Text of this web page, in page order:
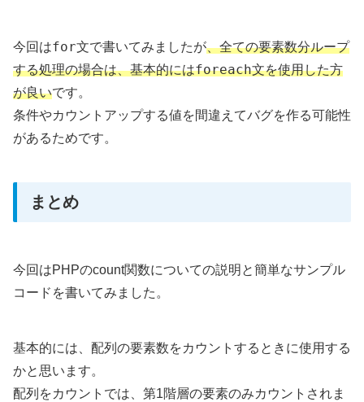
今回はfor文で書いてみましたが、全ての要素数分ループ
する処理の場合は、基本的にはforeach文を使用した方
が良いです。
条件やカウントアップする値を間違えてバグを作る可能性
があるためです。
まとめ
今回はPHPのcount関数についての説明と簡単なサンプル
コードを書いてみました。
基本的には、配列の要素数をカウントするときに使用する
かと思います。
配列をカウントでは、第1階層の要素のみカウントされま